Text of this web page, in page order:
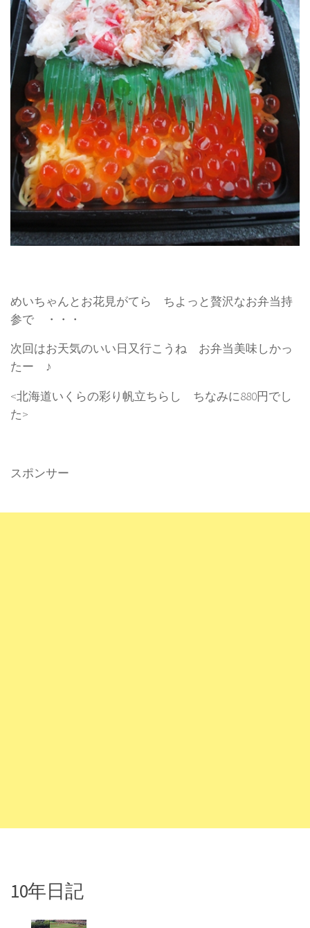
めいちゃんとお花見がてら ちよっと贅沢なお弁当持
参で ・・・
次回はお天気のいい日又行こうね お弁当美味しかっ
たー ♪
<北海道いくらの彩り帆立ちらし ちなみに880円でし
た>
スポンサー
10年日記